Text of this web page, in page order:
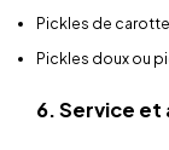
Pickles de
Pickles doux ou
6. Service et